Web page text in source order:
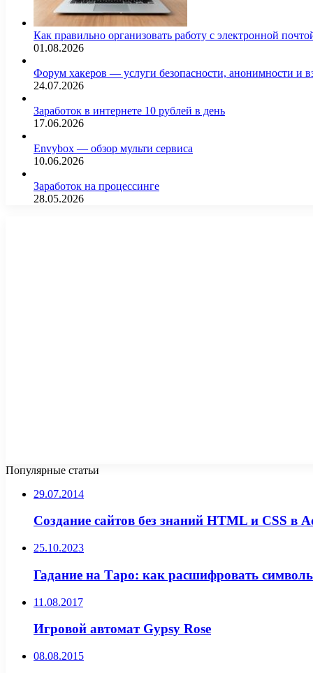
Как правильно организовать работу с электронной
01.08.2026
Форум хакеров — услуги безопасности, анонимности и
24.07.2026
Заработок в интернете 10 рублей в день
17.06.2026
Envybox — обзор мульти сервиса
10.06.2026
Заработок на процессинге
28.05.2026
Популярные статьи
29.07.2014
Создание сайтов без знаний HTML и CSS в
25.10.2023
Гадание на Таро: как расшифровать
11.08.2017
Игровой автомат Gypsy Rose
08.08.2015